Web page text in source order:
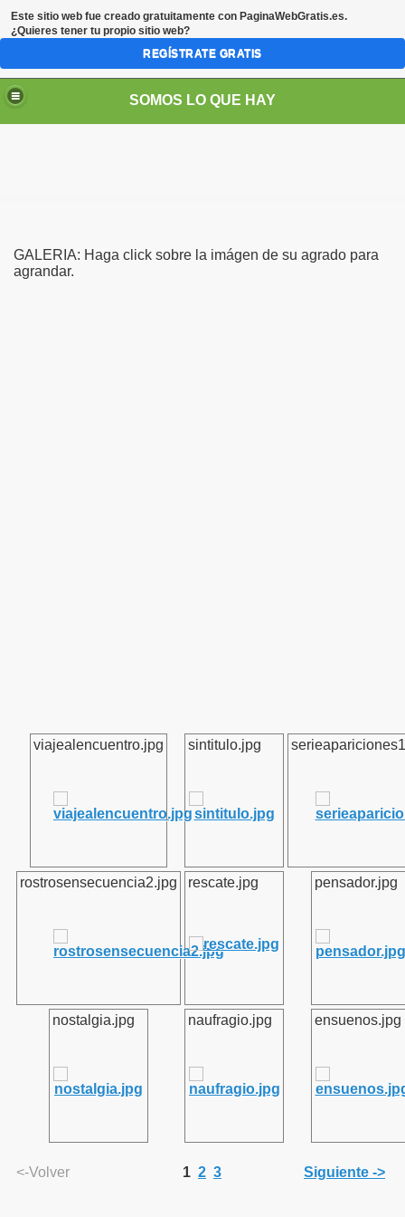
SOMOS LO QUE HAY
GALERIA: Haga click sobre la imágen de su agrado para
agrandar.
viajealencuentro.jpg sintitulo.jpg
rostrosensecuencia2.jpg rescate.jpg pensador.jpg
nostalgia.jpg naufragio.jpg ensuenos.jpg
<-Volver 1 2 3 Siguiente ->
Este sitio web fue creado gratuitamente con PaginaWebGratis.es.
¿Quieres tener tu propio sitio web?
REGÍSTRATE GRATIS